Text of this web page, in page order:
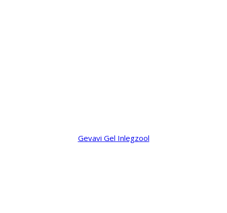
Gevavi Gel Inlegzool